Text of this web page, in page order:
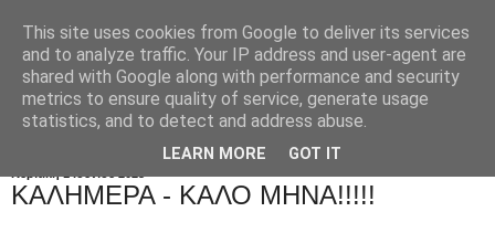
ΚΑΛΗΜΕΡΑ - KAΛΟ ΜΗΝΑ!!!!!
This site uses cookies from Google to deliver its services
and to analyze traffic. Your IP address and user-agent are
shared with Google along with performance and security
metrics to ensure quality of service, generate usage
statistics, and to detect and address abuse.
LEARN MORE GOT IT